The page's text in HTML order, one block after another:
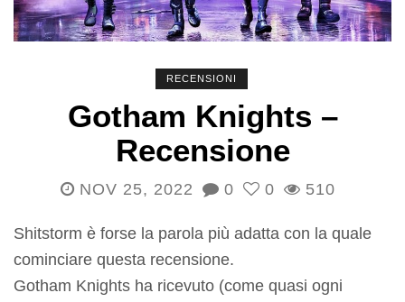
RECENSIONI
Gotham Knights –
Recensione
NOV 25, 2022 0 0 510
Shitstorm è forse la parola più adatta con la quale
cominciare questa recensione.
Gotham Knights ha ricevuto (come quasi ogni